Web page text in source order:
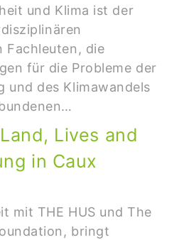
und Klima ist der
Fachleuten, die
für die Probleme der
und des Klimawandels
Lives and
in Caux
mit THE HUS und The
bringt